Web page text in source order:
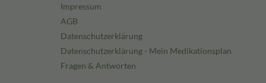
Impressum
AGB
Datenschutzerklärung
Datenschutzerklärung - Mein Medikationsplan
Fragen & Antworten